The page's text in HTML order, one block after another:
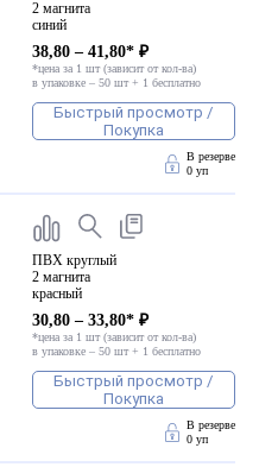
2 магнита
синий
38,80 – 41,80* ₽
*цена за 1 шт (зависит от кол-ва)
в упаковке – 50 шт + 1 бесплатно
Быстрый просмотр /
Покупка
В резерве
0 уп
ПВХ круглый
2 магнита
красный
30,80 – 33,80* ₽
*цена за 1 шт (зависит от кол-ва)
в упаковке – 50 шт + 1 бесплатно
Быстрый просмотр /
Покупка
В резерве
0 уп